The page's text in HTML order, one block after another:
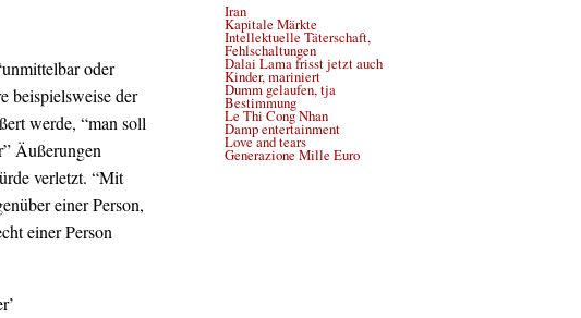
Iran
Kapitale Märkte
Intellektuelle Täterschaft,
Fehlschaltungen
Dalai Lama frisst jetzt auch
Kinder, mariniert
Dumm gelaufen, tja
Bestimmung
Le Thi Cong Nhan
Damp entertainment
Love and tears
Generazione Mille Euro
oder
beispielsweise der
werde, “man soll
Äußerungen
verletzt. “Mit
einer Person,
einer Person